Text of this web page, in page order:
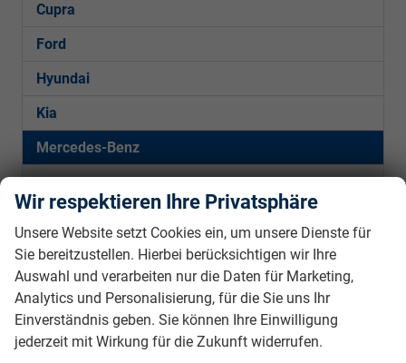
Cupra
Ford
Hyundai
Kia
Mercedes-Benz
C-Klasse Limousine
C-Klasse T-Modell
GLA
Peugeot
Seat
Wir respektieren Ihre Privatsphäre
Unsere Website setzt Cookies ein, um unsere Dienste für
Sie bereitzustellen. Hierbei berücksichtigen wir Ihre
Auswahl und verarbeiten nur die Daten für Marketing,
Analytics und Personalisierung, für die Sie uns Ihr
Einverständnis geben. Sie können Ihre Einwilligung
jederzeit mit Wirkung für die Zukunft widerrufen.